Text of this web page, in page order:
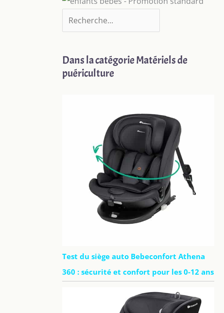
Dans la catégorie Matériels de
puériculture
Test du siège auto Bebeconfort Athena
360 : sécurité et confort pour les 0-12 ans